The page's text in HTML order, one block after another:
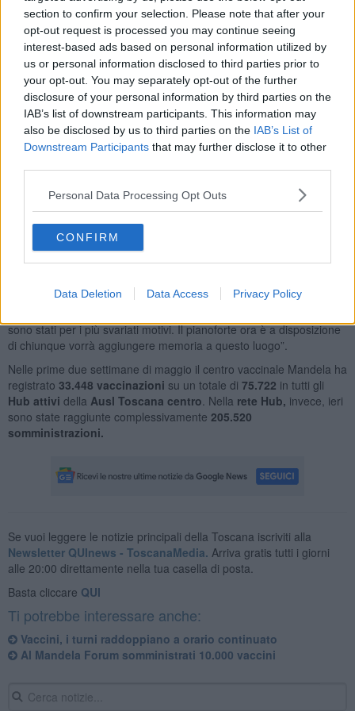
section to confirm your selection. Please note that after your
opt-out request is processed you may continue seeing
interest-based ads based on personal information utilized by
us or personal information disclosed to third parties prior to
your opt-out. You may separately opt-out of the further
disclosure of your personal information by third parties on the
IAB’s list of downstream participants. This information may
also be disclosed by us to third parties on the IAB’s List of
Downstream Participants that may further disclose it to other
Personal Data Processing Opt Outs
CONFIRM
Data Deletion Data Access Privacy Policy
commenta il presidente Eugenio Giani – Ben venga questa
iniziativa sostenuta dalla Asl centro per festeggiare questo
importante risultato, reso possibile grazie a uno straordinario lavoro
di squadra, che vede impegnati in prima linea i professionisti
dell’azienda sanitaria, la rete del volontariato della protezione civile,
i medici di medicina generale, i tecnici del servizio sanitario
toscano, che stanno dando il massimo per garantire la più elevata
copertura vaccinale dei nostri cittadini".
“Le 100mila vaccinazioni rappresentano lo stargate fra quello che
era il Mandela prima e la memoria che si rinnova oggi attraverso i
coloro che vengono a vaccinarsi – dice
direttore del Mandela Forum da cui è partita l'idea di celebrare
così, con un pianoforte, il raggiungimento delle 100mila
l'idea di poterlo raggiungere all’interno di un luogo dove si celebra
sono stati per i più svariati motivi. Il pianoforte ora è a disposizione
di chiunque vorrà aggiungere memoria a questo luogo”.
Nelle prime due settimane di maggio il centro vaccinale Mandela ha
registrato 33.448 vaccinazioni su un totale di 75.722 in tutti gli
Hub attivi della Ausl Toscana centro . Nella rete Hub, invece, ieri
sono state raggiunte complessivamente 205.520
somministrazioni.
Se vuoi leggere le notizie principali della Toscana iscriviti alla
Newsletter QUInews - ToscanaMedia. Arriva gratis tutti i giorni
alle 20:00 direttamente nella tua casella di posta.
Basta cliccare QUI
Ti potrebbe interessare anche:
Vaccini, i turni raddoppiano a orario continuato
​Al Mandela Forum somministrati 10.000 vaccini